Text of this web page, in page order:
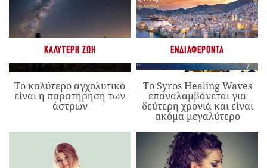
ΚΑΛΎΤΕΡΗ ΖΩΉ
Το καλύτερο αγχολυτικό
είναι η παρατήρηση των
άστρων
ΕΝΔΙΑΦΈΡΟΝΤΑ
Το Syros Healing Waves
επαναλαμβάνεται για
δεύτερη χρονιά και είναι
ακόμα μεγαλύτερο